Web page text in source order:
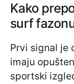
Kako
surf
Prvi signal je
imaju
sportski